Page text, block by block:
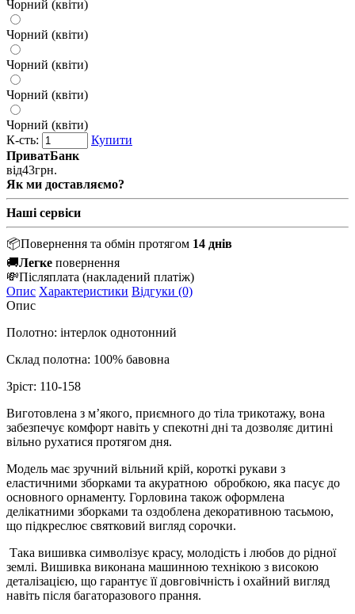
Чорний (квіти)
Чорний (квіти)
Чорний (квіти)
Чорний (квіти)
Чорний (квіти)
К-сть:
Купити
ПриватБанк
від43грн.
Як ми доставляємо?
Наші сервіси
📦Повернення та обмін протягом 14 днів
🚚Легке повернення
💸Післяплата (накладений платіж)
Опис Характеристики Відгуки (0)
Опис
Полотно: інтерлок однотонний
Склад полотна: 100% бавовна
Зріст: 110-158
Виготовлена з м’якого, приємного до тіла трикотажу, вона
забезпечує комфорт навіть у спекотні дні та дозволяє дитині
вільно рухатися протягом дня.
Модель має зручний вільний крій, короткі рукави з
еластичними зборками та акуратною обробкою, яка пасує до
основного орнаменту. Горловина також оформлена
делікатними зборками та оздоблена декоративною тасьмою,
що підкреслює святковий вигляд сорочки.
Така вишивка символізує красу, молодість і любов до рідної
землі. Вишивка виконана машинною технікою з високою
деталізацією, що гарантує її довговічність і охайний вигляд
навіть після багаторазового прання.